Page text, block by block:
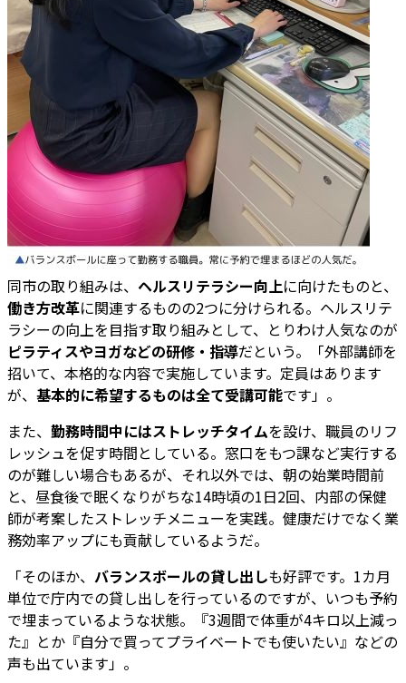
同市の取り組みは、 ヘルスリテラシー向上に向けたものと、
働き方改革に関連するものの2つに分けられる。ヘルスリテ
ラシーの向上を目指す取り組みとして、とりわけ人気なのが
ピラティスやヨガなどの研修・指導だという。「外部講師を
招いて、本格的な内容で実施しています。定員はあります
が、 基本的に希望するものは全て受講可能です」。
また、 勤務時間中にはストレッチタイムを設け、職員のリフ
レッシュを促す時間としている。窓口をもつ課など実行する
のが難しい場合もあるが、それ以外では、朝の始業時間前
と、昼食後で眠くなりがちな14時頃の1日2回、内部の保健
師が考案したストレッチメニューを実践。健康だけでなく業
務効率アップにも貢献しているようだ。
「そのほか、 バランスボールの貸し出しも好評です。1カ月
単位で庁内での貸し出しを行っているのですが、いつも予約
で埋まっているような状態。『3週間で体重が4キロ以上減っ
た』とか『自分で買ってプライベートでも使いたい』などの
声も出ています」。